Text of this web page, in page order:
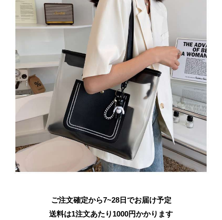
ご注文確定から7~28日でお届け予定
送料は1注文あたり 1000円かかります